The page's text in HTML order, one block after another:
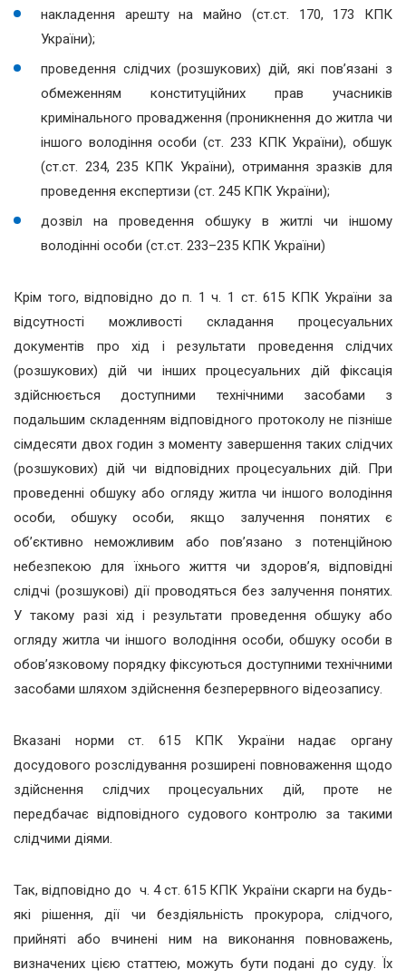
накладення арешту на майно (ст.ст. 170, 173 КПК
України);
проведення слідчих (розшукових) дій, які пов’язані з
обмеженням конституційних прав учасників
кримінального провадження (проникнення до житла чи
іншого володіння особи (ст. 233 КПК України), обшук
(ст.ст. 234, 235 КПК України), отримання зразків для
проведення експертизи (ст. 245 КПК України);
дозвіл на проведення обшуку в житлі чи іншому
володінні особи (ст.ст. 233–235 КПК України)
Крім того, відповідно до п. 1 ч. 1 ст. 615 КПК України за
відсутності можливості складання процесуальних
документів про хід і результати проведення слідчих
(розшукових) дій чи інших процесуальних дій фіксація
здійснюється доступними технічними засобами з
подальшим складенням відповідного протоколу не пізніше
сімдесяти двох годин з моменту завершення таких слідчих
(розшукових) дій чи відповідних процесуальних дій. При
проведенні обшуку або огляду житла чи іншого володіння
особи, обшуку особи, якщо залучення понятих є
об’єктивно неможливим або пов’язано з потенційною
небезпекою для їхнього життя чи здоров’я, відповідні
слідчі (розшукові) дії проводяться без залучення понятих.
У такому разі хід і результати проведення обшуку або
огляду житла чи іншого володіння особи, обшуку особи в
обов’язковому порядку фіксуються доступними технічними
засобами шляхом здійснення безперервного відеозапису.
Вказані норми ст. 615 КПК України надає органу
досудового розслідування розширені повноваження щодо
здійснення слідчих процесуальних дій, проте не
передбачає відповідного судового контролю за такими
слідчими діями.
Так, відповідно до ч. 4 ст. 615 КПК України скарги на будь-
які рішення, дії чи бездіяльність прокурора, слідчого,
прийняті або вчинені ним на виконання повноважень,
визначених цією статтею, можуть бути подані до суду. Їх